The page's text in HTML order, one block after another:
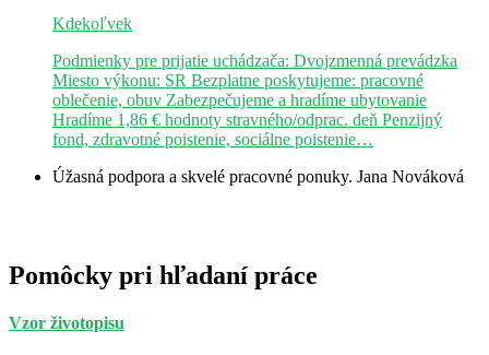
Kdekoľvek
Podmienky pre prijatie uchádzača: Dvojzmenná prevádzka
Miesto výkonu: SR Bezplatne poskytujeme: pracovné
oblečenie, obuv Zabezpečujeme a hradíme ubytovanie
Hradíme 1,86 € hodnoty stravného/odprac. deň Penzijný
fond, zdravotné poistenie, sociálne poistenie…
Úžasná podpora a skvelé pracovné ponuky. Jana Nováková
Pomôcky pri hľadaní práce
Vzor životopisu